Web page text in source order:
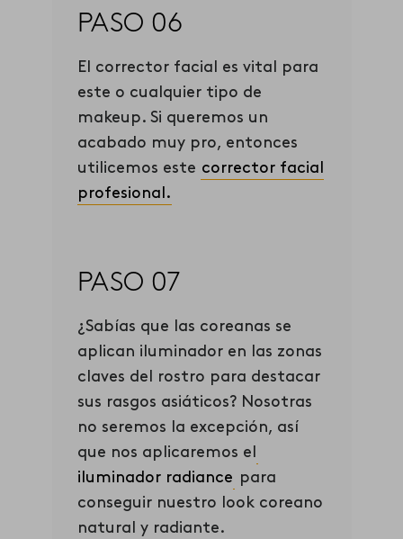
PASO 06
El corrector facial es vital para
este o cualquier tipo de
makeup. Si queremos un
acabado muy pro, entonces
utilicemos este corrector facial
profesional.
PASO 07
¿Sabías que las coreanas se
aplican iluminador en las zonas
claves del rostro para destacar
sus rasgos asiáticos? Nosotras
no seremos la excepción, así
que nos aplicaremos el
iluminador radiance para
conseguir nuestro look coreano
natural y radiante.